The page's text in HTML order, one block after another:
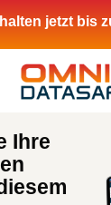
jetzt bis
Ihre